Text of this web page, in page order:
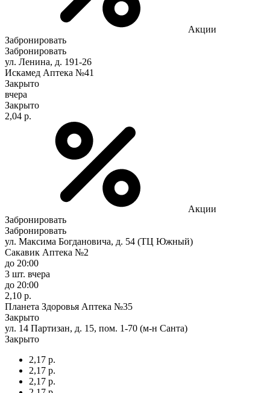
Акции
Забронировать
Забронировать
ул. Ленина, д. 191-26
Искамед Аптека №41
Закрыто
вчера
Закрыто
2,04 р.
Акции
Забронировать
Забронировать
ул. Максима Богдановича, д. 54 (ТЦ Южный)
Сакавик Аптека №2
до 20:00
3 шт. вчера
до 20:00
2,10 р.
Планета Здоровья Аптека №35
Закрыто
ул. 14 Партизан, д. 15, пом. 1-70 (м-н Санта)
Закрыто
2,17 р.
2,17 р.
2,17 р.